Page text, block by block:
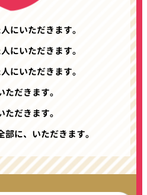
にいただきます。
にいただきます。
にいただきます。
ただきます。
ただきます。
に、いただきます。